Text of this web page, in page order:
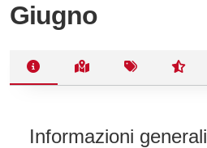
Giugno
Informazioni generali